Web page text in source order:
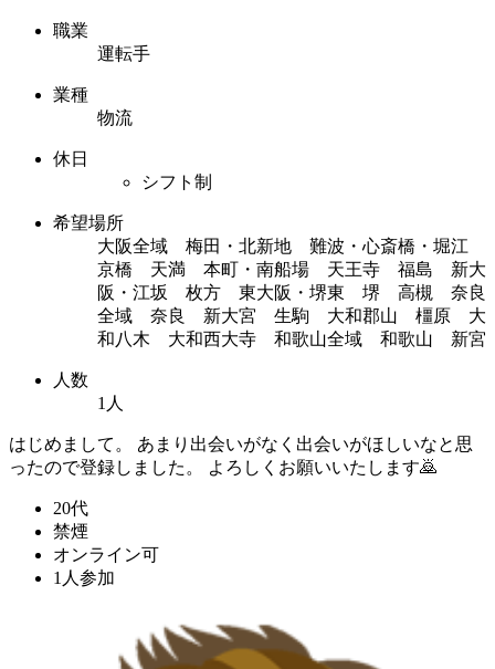
職業
運転手
業種
物流
休日
シフト制
希望場所
大阪全域 梅田・北新地 難波・心斎橋・堀江
京橋 天満 本町・南船場 天王寺 福島 新大
阪・江坂 枚方 東大阪・堺東 堺 高槻 奈良
全域 奈良 新大宮 生駒 大和郡山 橿原 大
和八木 大和西大寺 和歌山全域 和歌山 新宮
人数
1人
はじめまして。 あまり出会いがなく出会いがほしいなと思
ったので登録しました。 よろしくお願いいたします🙇
20代
禁煙
オンライン可
1人参加